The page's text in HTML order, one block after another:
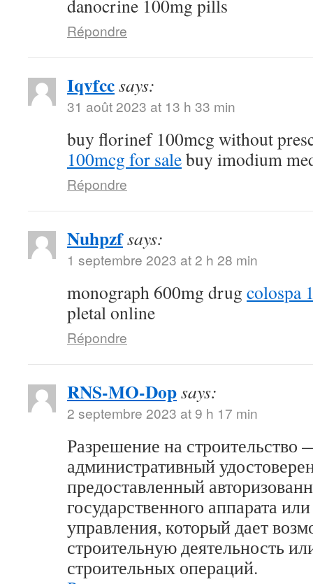
danocrine 100mg pills
Répondre
Iqvfccsays:
31 août 2023 at 13 h 33 min
buy florinef 100mcg without
100mcg for salebuy imodium
Répondre
Nuhpzfsays:
1 septembre 2023 at 2 h 28 min
monograph 600mg drug colospa
pletal online
Répondre
RNS-MO-Dopsays:
2 septembre 2023 at 9 h 17 min
Разрешение на строительство
административный
предоставленный
государственного аппарата
управления, который дает
строительную деятельность
строительных операций.